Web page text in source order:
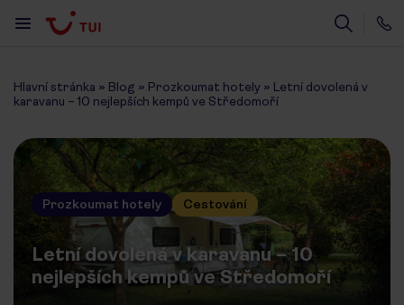
Hlavní stránka » Blog » Prozkoumat hotely » Letní dovolená v
karavanu – 10 nejlepších kempů ve Středomoří
Prozkoumat hotely Cestování
Letní dovolená v karavanu – 10
nejlepších kempů ve Středomoří